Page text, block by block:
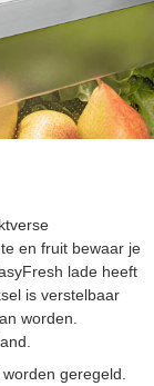
en fruit bewaar je
lade heeft
is verstelbaar
worden.
geregeld.